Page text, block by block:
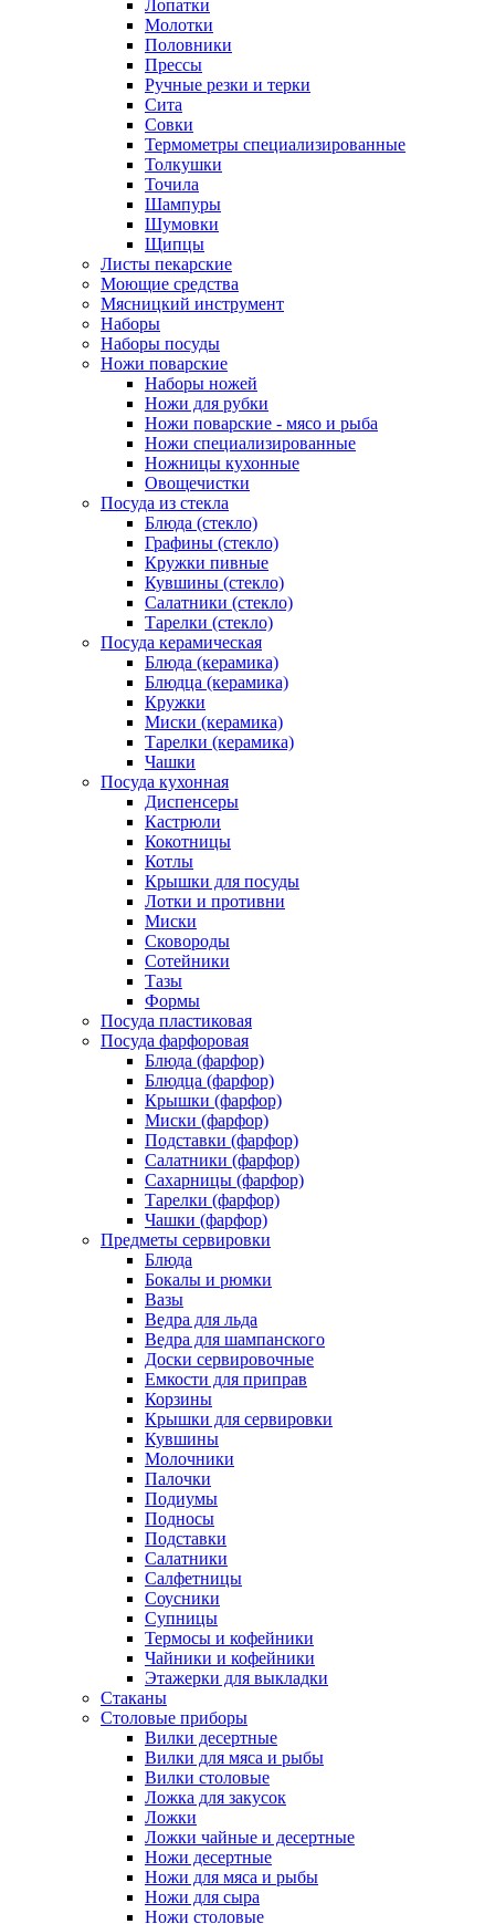
Лопатки
Молотки
Половники
Прессы
Ручные резки и терки
Сита
Совки
Термометры специализированные
Толкушки
Точила
Шампуры
Шумовки
Щипцы
Листы пекарские
Моющие средства
Мясницкий инструмент
Наборы
Наборы посуды
Ножи поварские
Наборы ножей
Ножи для рубки
Ножи поварские - мясо и рыба
Ножи специализированные
Ножницы кухонные
Овощечистки
Посуда из стекла
Блюда (стекло)
Графины (стекло)
Кружки пивные
Кувшины (стекло)
Салатники (стекло)
Тарелки (стекло)
Посуда керамическая
Блюда (керамика)
Блюдца (керамика)
Кружки
Миски (керамика)
Тарелки (керамика)
Чашки
Посуда кухонная
Диспенсеры
Кастрюли
Кокотницы
Котлы
Крышки для посуды
Лотки и противни
Миски
Сковороды
Сотейники
Тазы
Формы
Посуда пластиковая
Посуда фарфоровая
Блюда (фарфор)
Блюдца (фарфор)
Крышки (фарфор)
Миски (фарфор)
Подставки (фарфор)
Салатники (фарфор)
Сахарницы (фарфор)
Тарелки (фарфор)
Чашки (фарфор)
Предметы сервировки
Блюда
Бокалы и рюмки
Вазы
Ведра для льда
Ведра для шампанского
Доски сервировочные
Емкости для приправ
Корзины
Крышки для сервировки
Кувшины
Молочники
Палочки
Подиумы
Подносы
Подставки
Салатники
Салфетницы
Соусники
Супницы
Термосы и кофейники
Чайники и кофейники
Этажерки для выкладки
Стаканы
Столовые приборы
Вилки десертные
Вилки для мяса и рыбы
Вилки столовые
Ложка для закусок
Ложки
Ложки чайные и десертные
Ножи десертные
Ножи для мяса и рыбы
Ножи для сыра
Ножи столовые